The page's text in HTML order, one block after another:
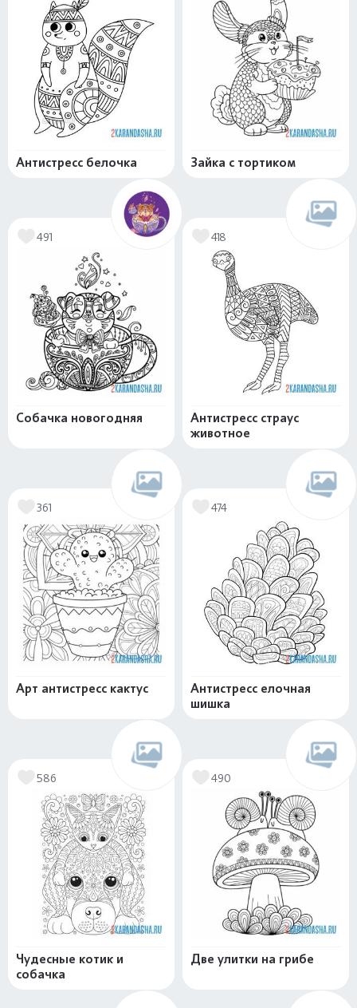
Антистресс белочка Зайка с тортиком
491
Собачка новогодняя
418
Антистресс страус
животное
361
Арт антистресс кактус
474
Антистресс елочная
шишка
586
Чудесные котик и
собачка
490
Две улитки на грибе